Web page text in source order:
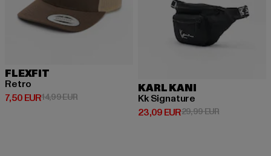
FLEXFIT
Retro
7,50 EUR
Derzeitiger Preis: 7,50 EUR
14,99 EURAktionspreis: 14,99 EUR
KARL KANI
Kk Signature
23,09 EUR
Derzeitiger Preis: 23,09 EUR
29,99 EURAktionspreis: